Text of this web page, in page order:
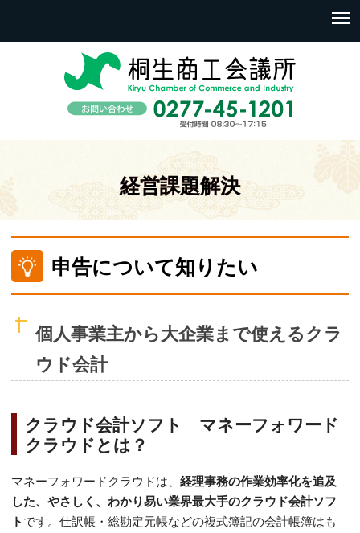
経営課題解決
申告について知りたい
個人事業主から大企業まで使えるクラ
ウド会計
クラウド会計ソフト マネーフォワード
クラウドとは？
マネーフォワードクラウドは、経理事務の作業効率化を追及
した、やさしく、わかり易い業界最大手のクラウド会計ソフ
ト です。仕訳帳・総勘定元帳などの複式簿記の会計帳簿はも